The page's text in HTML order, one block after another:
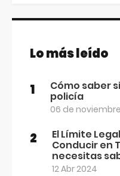
Lo más leído
1 Cómo saber
policía
06 de
2 El Límite
Conducir en
necesitas
12 Abr 2024